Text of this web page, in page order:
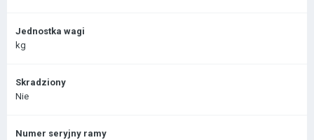
Jednostka wagi
kg
Skradziony
Nie
Numer seryjny ramy